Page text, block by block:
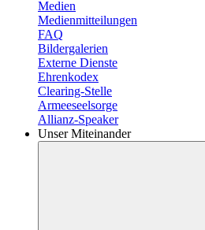
Medien
Medienmitteilungen
FAQ
Bildergalerien
Externe Dienste
Ehrenkodex
Clearing-Stelle
Armeeseelsorge
Allianz-Speaker
Unser Miteinander